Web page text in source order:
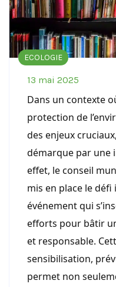
ECOLOGIE
13 mai 2025
Dans un contexte
protection de
des enjeux
démarque par une
effet, le conseil
mis en place le défi
événement qui
efforts pour bâtir
et responsable.
sensibilisation,
permet non